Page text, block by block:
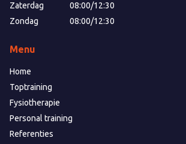
Zaterdag
08:00/12:30
Zondag
08:00/12:30
Menu
Home
Toptraining
Fysiotherapie
Personal training
Referenties